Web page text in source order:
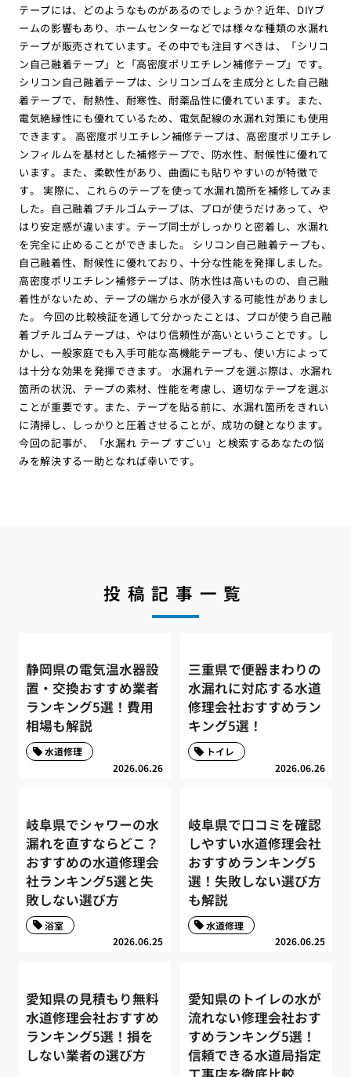
テープには、どのようなものがあるのでしょうか？近年、DIYブ
ームの影響もあり、ホームセンターなどでは様々な種類の水漏れ
テープが販売されています。その中でも注目すべきは、「シリコ
ン自己融着テープ」と「高密度ポリエチレン補修テープ」です。
シリコン自己融着テープは、シリコンゴムを主成分とした自己融
着テープで、耐熱性、耐寒性、耐薬品性に優れています。また、
電気絶縁性にも優れているため、電気配線の水漏れ対策にも使用
できます。 高密度ポリエチレン補修テープは、高密度ポリエチレ
ンフィルムを基材とした補修テープで、防水性、耐候性に優れて
います。また、柔軟性があり、曲面にも貼りやすいのが特徴で
す。 実際に、これらのテープを使って水漏れ箇所を補修してみま
した。自己融着ブチルゴムテープは、プロが使うだけあって、や
はり安定感が違います。テープ同士がしっかりと密着し、水漏れ
を完全に止めることができました。 シリコン自己融着テープも、
自己融着性、耐候性に優れており、十分な性能を発揮しました。
高密度ポリエチレン補修テープは、防水性は高いものの、自己融
着性がないため、テープの端から水が侵入する可能性がありまし
た。 今回の比較検証を通して分かったことは、プロが使う自己融
着ブチルゴムテープは、やはり信頼性が高いということです。し
かし、一般家庭でも入手可能な高機能テープも、使い方によって
は十分な効果を発揮できます。 水漏れテープを選ぶ際は、水漏れ
箇所の状況、テープの素材、性能を考慮し、適切なテープを選ぶ
ことが重要です。また、テープを貼る前に、水漏れ箇所をきれい
に清掃し、しっかりと圧着させることが、成功の鍵となります。
今回の記事が、「水漏れ テープ すごい」と検索するあなたの悩
みを解決する一助となれば幸いです。
投稿記事一覧
静岡県の電気温水器設
置・交換おすすめ業者
ランキング5選！費用
相場も解説
2026.06.26
水道修理
三重県で便器まわりの
水漏れに対応する水道
修理会社おすすめラン
キング5選！
2026.06.26
トイレ
岐阜県でシャワーの水
漏れを直すならどこ？
おすすめの水道修理会
社ランキング5選と失
敗しない選び方
2026.06.25
浴室
岐阜県で口コミを確認
しやすい水道修理会社
おすすめランキング5
選！失敗しない選び方
も解説
2026.06.25
水道修理
愛知県の見積もり無料
水道修理会社おすすめ
ランキング5選！損を
しない業者の選び方
愛知県のトイレの水が
流れない修理会社おす
すめランキング5選！
信頼できる水道局指定